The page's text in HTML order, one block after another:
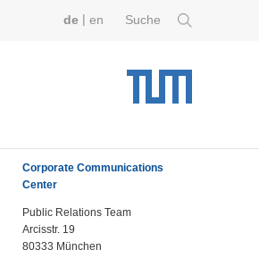
Suche
de en
Corporate Communications
Center
Public Relations Team
Arcisstr. 19
80333 München